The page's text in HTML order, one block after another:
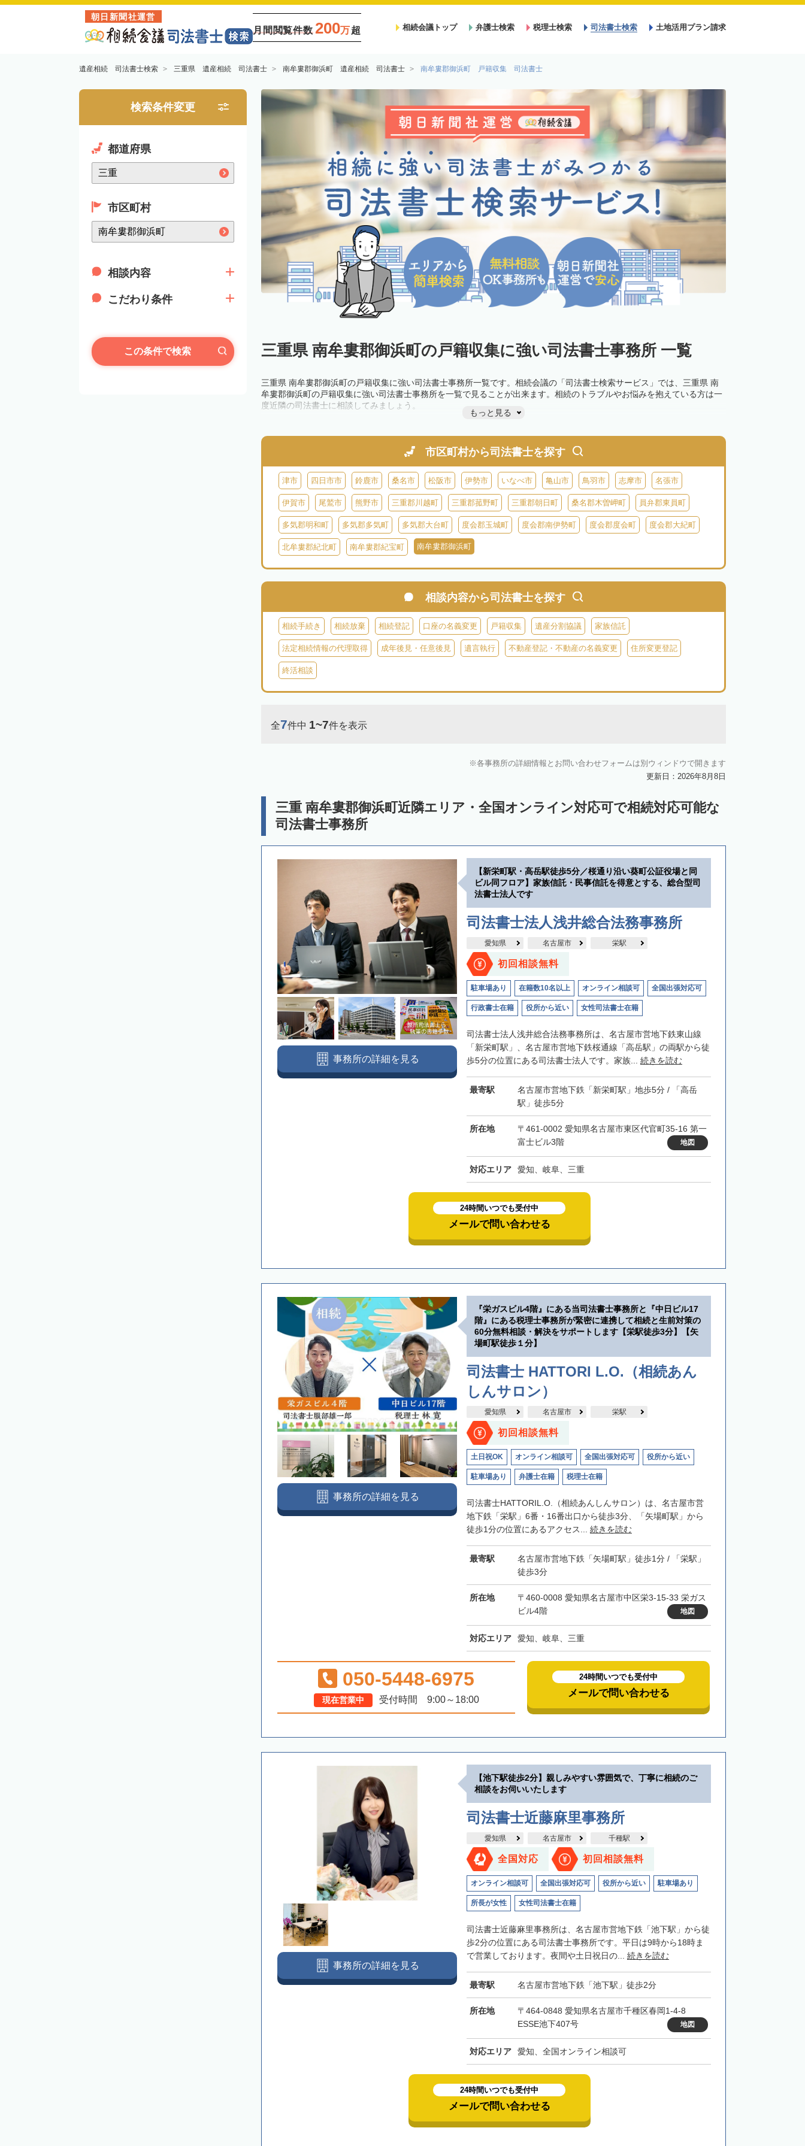
朝日新聞社運営
月間閲覧件数 200万超 相続会議トップ 弁護士検索 税理士検索 司法書士検索 土地活用プラン請求
遺産相続 司法書士検索 三重県 遺産相続 司法書士 南牟婁郡御浜町 遺産相続 司法書士 南牟婁郡御浜町 戸籍収集 司法書士
検索条件変更
都道府県
市区町村
相談内容
こだわり条件
この条件で検索 三重県 南牟婁郡御浜町の戸籍収集に強い司法書士事務所 一覧
三重県 南牟婁郡御浜町の戸籍収集に強い司法書士事務所一覧です。相続会議の「司法書士検索サービス」では、三重県 南
牟婁郡御浜町の戸籍収集に強い司法書士事務所を一覧で見ることが出来ます。相続のトラブルやお悩みを抱えている方は一
度近隣の司法書士に相談してみましょう。
もっと見る
市区町村から司法書士を探す
津市 四日市市 鈴鹿市 桑名市 松阪市 伊勢市 いなべ市 亀山市 鳥羽市 志摩市 名張市
伊賀市 尾鷲市 熊野市 三重郡川越町 三重郡菰野町 三重郡朝日町 桑名郡木曽岬町 員弁郡東員町
多気郡明和町 多気郡多気町 多気郡大台町 度会郡玉城町 度会郡南伊勢町 度会郡度会町 度会郡大紀町
北牟婁郡紀北町 南牟婁郡紀宝町 南牟婁郡御浜町
相談内容から司法書士を探す
相続手続き 相続放棄 相続登記 口座の名義変更 戸籍収集 遺産分割協議 家族信託
法定相続情報の代理取得 成年後見・任意後見 遺言執行 不動産登記・不動産の名義変更 住所変更登記
終活相談
全7件中 1~7件を表示
各事務所の詳細情報とお問い合わせフォームは別ウィンドウで開きます
更新日：2026年8月8日
三重 南牟婁郡御浜町近隣エリア・全国オンライン対応可で相続対応可能な
司法書士事務所
【新栄町駅・高岳駅徒歩5分／桜通り沿い葵町公証役場と同
ビル同フロア】家族信託・民事信託を得意とする、総合型司
法書士法人です
司法書士法人浅井総合法務事務所
愛知県 名古屋市 栄駅
初回相談無料
駐車場あり 在籍数10名以上 オンライン相談可 全国出張対応可
行政書士在籍 役所から近い 女性司法書士在籍
司法書士法人浅井総合法務事務所は、名古屋市営地下鉄東山線
「新栄町駅」、名古屋市営地下鉄桜通線「高岳駅」の両駅から徒
歩5分の位置にある司法書士法人です。家族... 続きを読む
最寄駅
名古屋市営地下鉄「新栄町駅」地歩5分 / 「高岳
駅」徒歩5分
所在地
〒461-0002 愛知県名古屋市東区代官町35-16 第一
富士ビル3階
地図
対応エリア 愛知、岐阜、三重
事務所の詳細を見る
24時間いつでも受付中
メールで問い合わせる
『栄ガスビル4階』にある当司法書士事務所と『中日ビル17
階』にある税理士事務所が緊密に連携して相続と生前対策の
60分無料相談・解決をサポートします【栄駅徒歩3分】【矢
場町駅徒歩１分】
司法書士 HATTORI L.O.（相続あん
しんサロン）
愛知県 名古屋市 栄駅
初回相談無料
土日祝OK オンライン相談可 全国出張対応可 役所から近い
駐車場あり 弁護士在籍 税理士在籍
司法書士HATTORIL.O.（相続あんしんサロン）は、名古屋市営
地下鉄「栄駅」6番・16番出口から徒歩3分、「矢場町駅」から
徒歩1分の位置にあるアクセス... 続きを読む
最寄駅
名古屋市営地下鉄「矢場町駅」徒歩1分 / 「栄駅」
徒歩3分
所在地
〒460-0008 愛知県名古屋市中区栄3-15-33 栄ガス
ビル4階
地図
対応エリア 愛知、岐阜、三重
事務所の詳細を見る
050-5448-6975
現在営業中 受付時間 9:00～18:00
24時間いつでも受付中
メールで問い合わせる
【池下駅徒歩2分】親しみやすい雰囲気で、丁寧に相続のご
相談をお伺いいたします
司法書士近藤麻里事務所
愛知県 名古屋市 千種駅
全国対応 初回相談無料
オンライン相談可 全国出張対応可 役所から近い 駐車場あり
所長が女性 女性司法書士在籍
司法書士近藤麻里事務所は、名古屋市営地下鉄「池下駅」から徒
歩2分の位置にある司法書士事務所です。平日は9時から18時ま
で営業しております。夜間や土日祝日の... 続きを読む
最寄駅 名古屋市営地下鉄「池下駅」徒歩2分
所在地
〒464-0848 愛知県名古屋市千種区春岡1-4-8
ESSE池下407号
地図
対応エリア 愛知、全国オンライン相談可
事務所の詳細を見る
24時間いつでも受付中
メールで問い合わせる